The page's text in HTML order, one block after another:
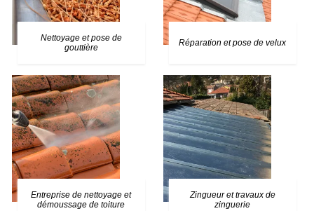
Nettoyage et pose de
gouttière
Réparation et pose de velux
Entreprise de nettoyage et
démoussage de toiture
Zingueur et travaux de
zinguerie